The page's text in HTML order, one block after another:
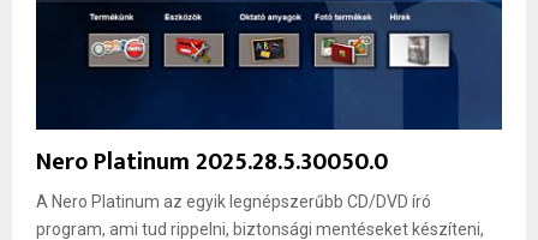
Nero Platinum 2025.28.5.30050.0
A Nero Platinum az egyik legnépszerűbb CD/DVD író
program, ami tud rippelni, biztonsági mentéseket készíteni,